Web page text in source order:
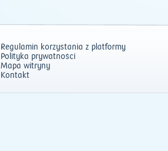
Regulamin korzystania z platformy
Polityka prywatności
Mapa witryny
Kontakt